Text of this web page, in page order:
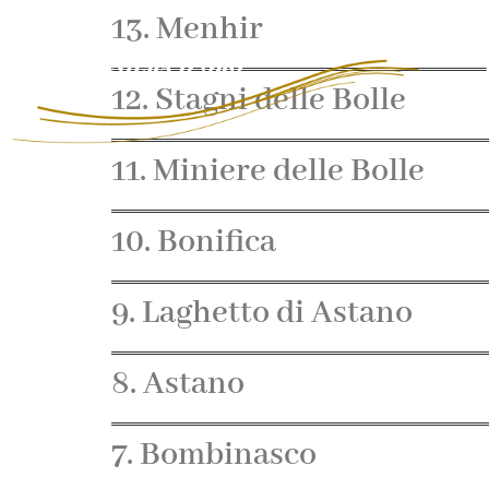
13. Menhir
12. Stagni delle Bolle
11. Miniere delle Bolle
10. Bonifica
9. Laghetto di Astano
8. Astano
7. Bombinasco